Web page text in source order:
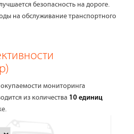
безопасность на дороге.
на обслуживание транспортного
мониторинга
из количества 10 единиц